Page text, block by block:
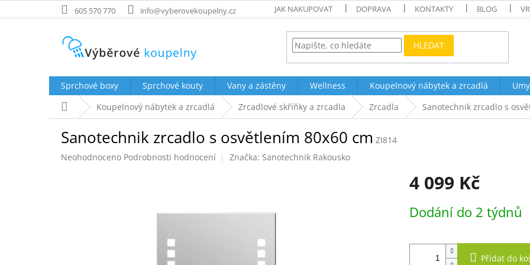
na
605 570 770 info@vyberovekoupelny.cz JAK NAKUPOVAT DOPRAVA KONTAKTY BLOG
HLEDAT
Sprchové boxy Sprchové kouty Vany a zástěny Wellness Koupelnový nábytek a zrcadlá
Domů Koupelnový nábytek a zrcadlá Zrcadlové skříňky a zrcadla Zrcadla Sanotechnik zrcadlo s
Sanotechnik zrcadlo s osvětlením 80x60 cm ZI814
Průměrné
Neohodnoceno Podrobnosti hodnocení Značka: Sanotechnik Rakousko
4 099 Kč
cena:
Dodání do 2 týdnů
Přidat do